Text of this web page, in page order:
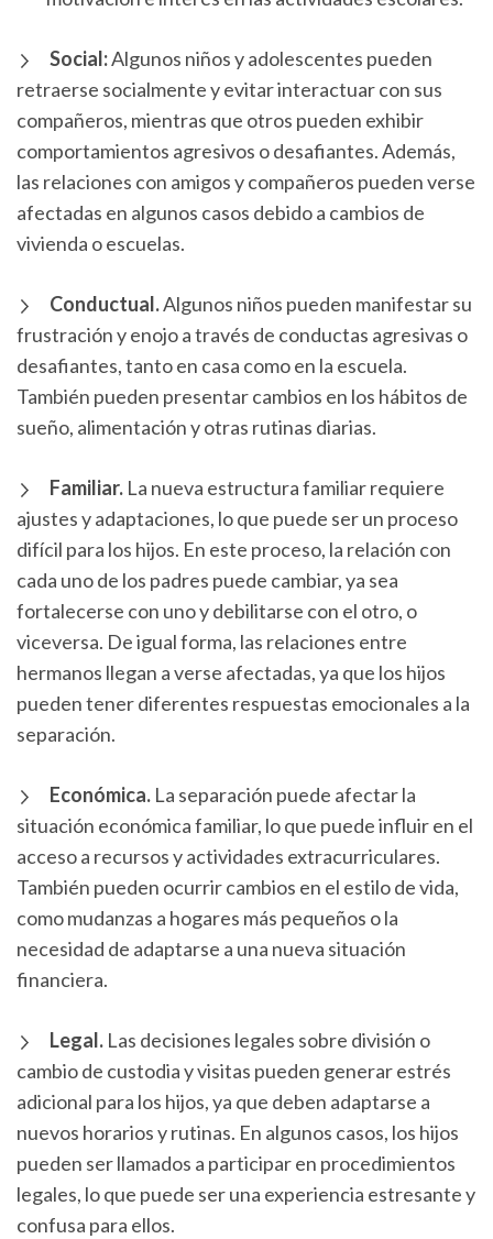
Social:Algunos niños y adolescentes pueden
retraerse socialmente y evitar interactuar con sus
compañeros, mientras que otros pueden exhibir
comportamientos agresivos o desafiantes. Además,
las relaciones con amigos y compañeros pueden verse
afectadas en algunos casos debido a cambios de
vivienda o escuelas.
Conductual.Algunos niños pueden manifestar su
frustración y enojo a través de conductas agresivas o
desafiantes, tanto en casa como en la escuela.
También pueden presentar cambios en los hábitos de
sueño, alimentación y otras rutinas diarias.
Familiar. La nueva estructura familiar requiere
ajustes y adaptaciones, lo que puede ser un proceso
difícil para los hijos. En este proceso, la relación con
cada uno de los padres puede cambiar, ya sea
fortalecerse con uno y debilitarse con el otro, o
viceversa. De igual forma, las relaciones entre
hermanos llegan a verse afectadas, ya que los hijos
pueden tener diferentes respuestas emocionales a la
separación.
Económica. La separación puede afectar la
situación económica familiar, lo que puede influir en el
acceso a recursos y actividades extracurriculares.
También pueden ocurrir cambios en el estilo de vida,
como mudanzas a hogares más pequeños o la
necesidad de adaptarse a una nueva situación
financiera.
Legal. Las decisiones legales sobre división o
cambio de custodia y visitas pueden generar estrés
adicional para los hijos, ya que deben adaptarse a
nuevos horarios y rutinas. En algunos casos, los hijos
pueden ser llamados a participar en procedimientos
legales, lo que puede ser una experiencia estresante y
confusa para ellos.